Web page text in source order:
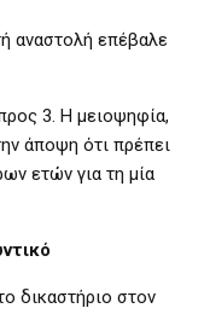
αναστολή επέβαλε
3. Η μειοψηφία,
άποψη ότι πρέπει
ετών για τη μία
δικαστήριο στον